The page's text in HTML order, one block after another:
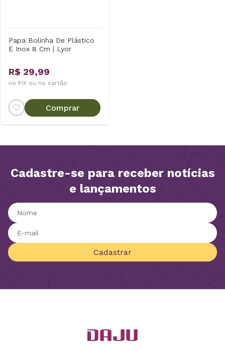
Papa Bolinha De Plástico
E Inox 8 Cm | Lyor
R$ 29,99
no PIX ou no cartão
Comprar
Cadastre-se para receber notícias
e lançamentos
Cadastrar